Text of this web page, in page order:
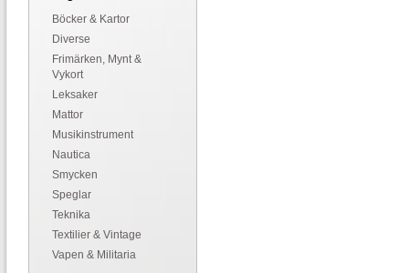
Böcker & Kartor
Diverse
Frimärken, Mynt &
Vykort
Leksaker
Mattor
Musikinstrument
Nautica
Smycken
Speglar
Teknika
Textilier & Vintage
Vapen & Militaria